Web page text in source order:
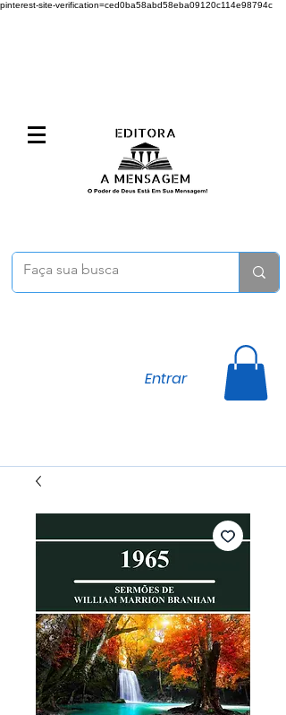
pinterest-site-verification=ced0ba58abd58eba09120c114e98794c
Entrar